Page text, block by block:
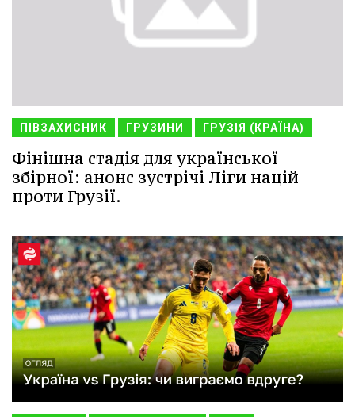
ПІВЗАХИСНИК ГРУЗИНИ ГРУЗІЯ (КРАЇНА)
Фінішна стадія для української
збірної: анонс зустрічі Ліги націй
проти Грузії.